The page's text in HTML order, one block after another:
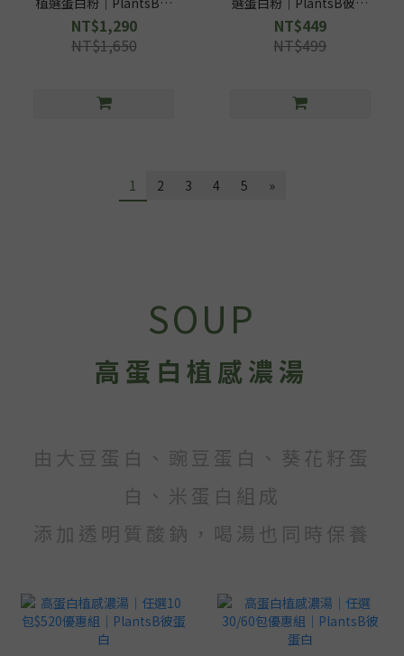
蛋白
NT$1,290
NT$1,650
白
NT$449
NT$499
1 2 3 4 5 »
SOUP
高蛋白植感濃湯
由大豆蛋白、豌豆蛋白、葵花籽蛋
白、米蛋白組成
添加透明質酸鈉，喝湯也同時保養